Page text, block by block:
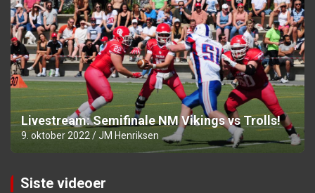
Livestream: Semifinale NM Vikings vs Trolls!
9. oktober 2022 JM Henriksen
Siste videoer